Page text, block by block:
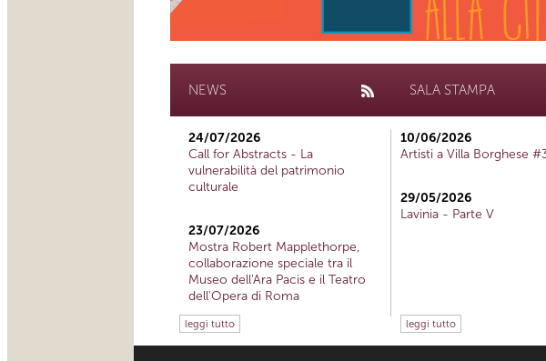
NEWS
24/07/2026
Call for Abstracts - La
vulnerabilità del patrimonio
culturale
23/07/2026
Mostra Robert Mapplethorpe,
collaborazione speciale tra il
Museo dell'Ara Pacis e il Teatro
dell'Opera di Roma
leggi tutto
SALA STAMPA
10/06/2026
Artisti a Villa Borghese
29/05/2026
Lavinia - Parte V
leggi tutto